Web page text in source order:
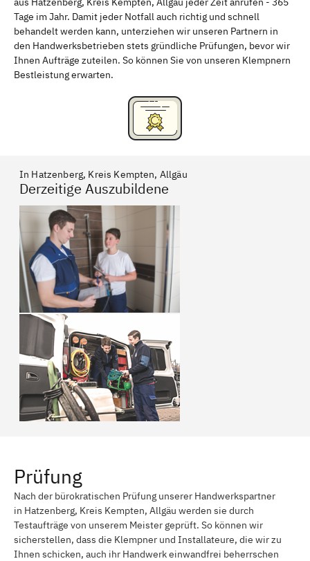
Freising Rudelsdorf, Mittelfranken
Tage im Jahr. Damit jeder Notfall auch richtig und schnell
behandelt werden kann, unterziehen wir unseren Partnern in
den Handwerksbetrieben stets gründliche Prüfungen, bevor wir
Ihnen Aufträge zuteilen. So können Sie von unseren Klempnern
Bestleistung erwarten.
In Hatzenberg, Kreis Kempten, Allgäu
Derzeitige Auszubildene
Prüfung
Nach der bürokratischen Prüfung unserer Handwerkspartner
in Hatzenberg, Kreis Kempten, Allgäu werden sie durch
Testaufträge von unserem Meister geprüft. So können wir
sicherstellen, dass die Klempner und Installateure, die wir zu
Ihnen schicken, auch ihr Handwerk einwandfrei beherrschen